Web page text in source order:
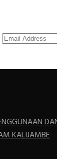
KALIJAMBE